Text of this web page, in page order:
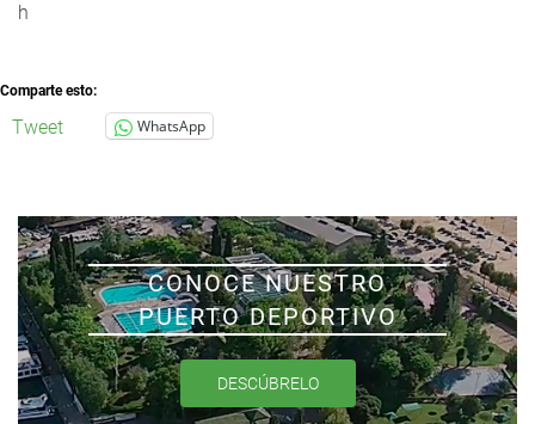
h
Comparte esto:
Tweet WhatsApp
CONOCE NUESTRO
PUERTO DEPORTIVO
DESCÚBRELO